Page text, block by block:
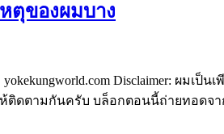
ตุของผมบาง
Disclaimer: ผมเป็
ติดตามกันครับ บล็อกตอนนี้ถ่ายทอด